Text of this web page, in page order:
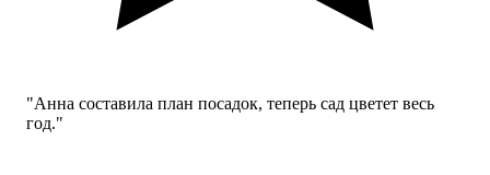
"Анна составила план посадок, теперь сад цветет весь
год."